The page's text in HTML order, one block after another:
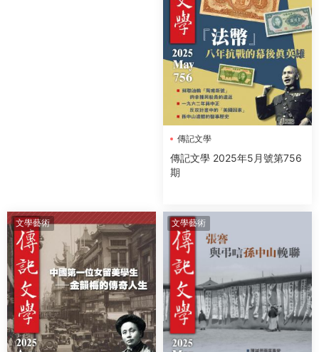
傳記文學
傳記文學 2025年5月號第756
期
文學藝術 文學藝術